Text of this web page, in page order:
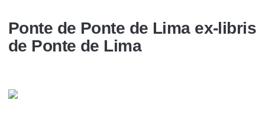
Ponte de Ponte de Lima ex-libris
de Ponte de Lima